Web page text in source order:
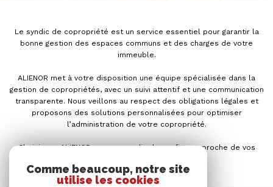
Le syndic de copropriété est un service essentiel pour garantir la
bonne gestion des espaces communs et des charges de votre
immeuble.
ALIENOR met à votre disposition une équipe spécialisée dans la
gestion de copropriétés, avec un suivi attentif et une communication
transparente. Nous veillons au respect des obligations légales et
proposons des solutions personnalisées pour optimiser
l’administration de votre copropriété.
Choisissez ALIENOR pour un syndic de confiance, proche de vos
Comme beaucoup, notre site
utilise les cookies